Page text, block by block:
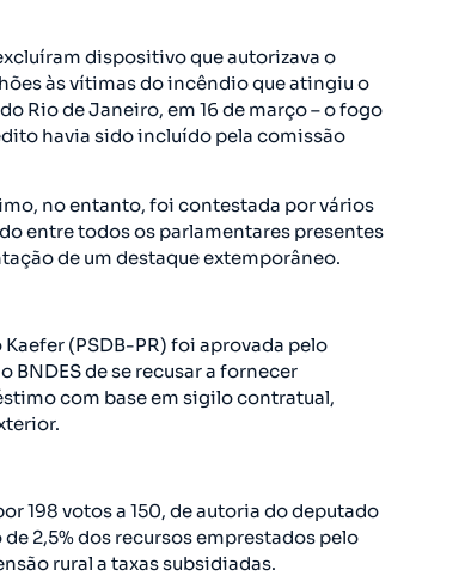
dispositivo que autorizava o
às vítimas do incêndio que atingiu o
Rio de Janeiro, em 16 de março – o fogo
havia sido incluído pela comissão
no entanto, foi contestada por vários
entre todos os parlamentares presentes
de um destaque extemporâneo.
(PSDB-PR) foi aprovada pelo
BNDES de se recusar a fornecer
com base em sigilo contratual,
198 votos a 150, de autoria do deputado
2,5% dos recursos emprestados pelo
rural a taxas subsidiadas.